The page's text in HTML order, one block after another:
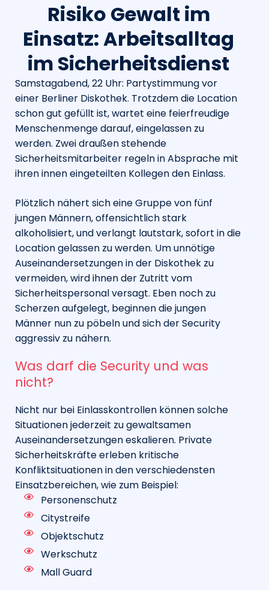
Risiko Gewalt im
Einsatz: Arbeitsalltag
im Sicherheitsdienst
Samstagabend, 22 Uhr: Partystimmung vor
einer Berliner Diskothek. Trotzdem die Location
schon gut gefüllt ist, wartet eine feierfreudige
Menschenmenge darauf, eingelassen zu
werden. Zwei draußen stehende
Sicherheitsmitarbeiter regeln in Absprache mit
ihren innen eingeteilten Kollegen den Einlass.
Plötzlich nähert sich eine Gruppe von fünf
jungen Männern, offensichtlich stark
alkoholisiert, und verlangt lautstark, sofort in die
Location gelassen zu werden. Um unnötige
Auseinandersetzungen in der Diskothek zu
vermeiden, wird ihnen der Zutritt vom
Sicherheitspersonal versagt. Eben noch zu
Scherzen aufgelegt, beginnen die jungen
Männer nun zu pöbeln und sich der Security
aggressiv zu nähern.
Was darf die Security und was
nicht?
Nicht nur bei Einlasskontrollen können solche
Situationen jederzeit zu gewaltsamen
Auseinandersetzungen eskalieren. Private
Sicherheitskräfte erleben kritische
Konfliktsituationen in den verschiedensten
Einsatzbereichen, wie zum Beispiel:
Personenschutz
Citystreife
Objektschutz
Werkschutz
Mall Guard